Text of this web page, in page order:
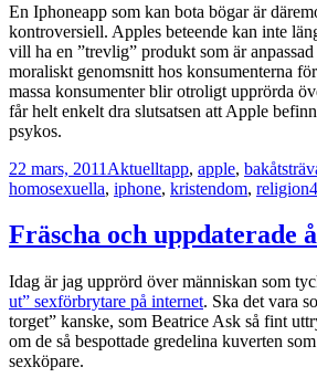
En Iphoneapp som kan bota bögar är
kontroversiell. Apples beteende kan inte
vill ha en ”trevlig” produkt som är
moraliskt genomsnitt hos konsumenterna
massa konsumenter blir otroligt upprörda
får helt enkelt dra slutsatsen att Apple
psykos.
Postat
22 mars, 2011 Kategorier
AktuelltTaggar
app, apple,
homosexuella, iphone, kristendom, religion
Fräscha och uppdaterade
Idag är jag upprörd över människan som
ut” sexförbrytare på internet. Ska det vara
torget” kanske, som Beatrice Ask så fint
om de så bespottade gredelina kuverten
sexköpare.